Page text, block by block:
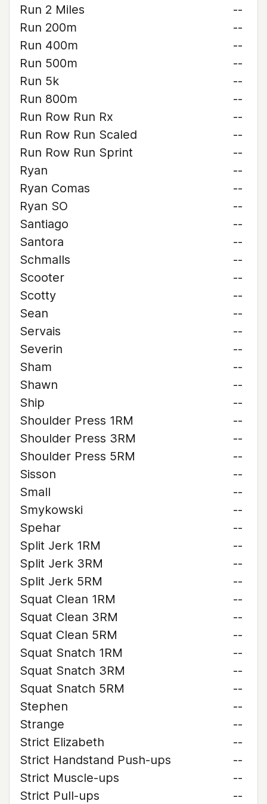
Run 2 Miles
--
Run 200m
--
Run 400m
--
Run 500m
--
Run 5k
--
Run 800m
--
Run Row Run Rx
--
Run Row Run Scaled
--
Run Row Run Sprint
--
Ryan
--
Ryan Comas
--
Ryan SO
--
Santiago
--
Santora
--
Schmalls
--
Scooter
--
Scotty
--
Sean
--
Servais
--
Severin
--
Sham
--
Shawn
--
Ship
--
Shoulder Press 1RM
--
Shoulder Press 3RM
--
Shoulder Press 5RM
--
Sisson
--
Small
--
Smykowski
--
Spehar
--
Split Jerk 1RM
--
Split Jerk 3RM
--
Split Jerk 5RM
--
Squat Clean 1RM
--
Squat Clean 3RM
--
Squat Clean 5RM
--
Squat Snatch 1RM
--
Squat Snatch 3RM
--
Squat Snatch 5RM
--
Stephen
--
Strange
--
Strict Elizabeth
--
Strict Handstand Push-ups
--
Strict Muscle-ups
--
Strict Pull-ups
--